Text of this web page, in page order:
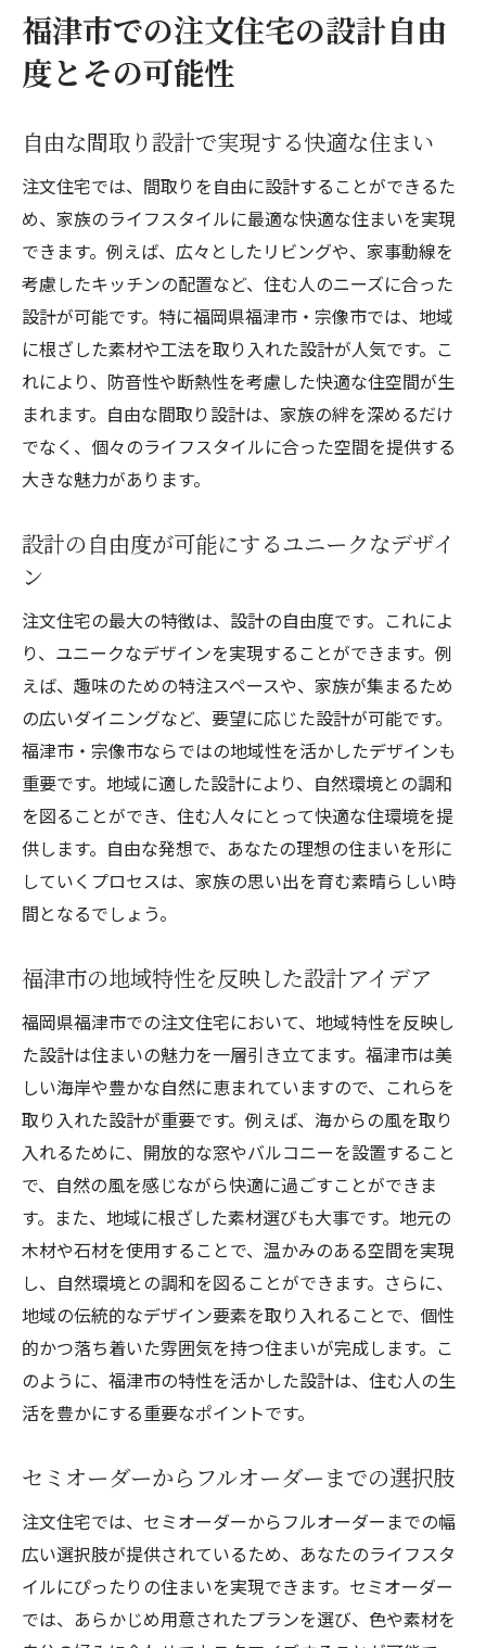
福津市での注文住宅の設計自由
度とその可能性
自由な間取り設計で実現する快適な住まい
注文住宅では、間取りを自由に設計することができるた
め、家族のライフスタイルに最適な快適な住まいを実現
できます。例えば、広々としたリビングや、家事動線を
考慮したキッチンの配置など、住む人のニーズに合った
設計が可能です。特に福岡県福津市・宗像市では、地域
に根ざした素材や工法を取り入れた設計が人気です。こ
れにより、防音性や断熱性を考慮した快適な住空間が生
まれます。自由な間取り設計は、家族の絆を深めるだけ
でなく、個々のライフスタイルに合った空間を提供する
大きな魅力があります。
設計の自由度が可能にするユニークなデザイ
ン
注文住宅の最大の特徴は、設計の自由度です。これによ
り、ユニークなデザインを実現することができます。例
えば、趣味のための特注スペースや、家族が集まるため
の広いダイニングなど、要望に応じた設計が可能です。
福津市・宗像市ならではの地域性を活かしたデザインも
重要です。地域に適した設計により、自然環境との調和
を図ることができ、住む人々にとって快適な住環境を提
供します。自由な発想で、あなたの理想の住まいを形に
していくプロセスは、家族の思い出を育む素晴らしい時
間となるでしょう。
福津市の地域特性を反映した設計アイデア
福岡県福津市での注文住宅において、地域特性を反映し
た設計は住まいの魅力を一層引き立てます。福津市は美
しい海岸や豊かな自然に恵まれていますので、これらを
取り入れた設計が重要です。例えば、海からの風を取り
入れるために、開放的な窓やバルコニーを設置すること
で、自然の風を感じながら快適に過ごすことができま
す。また、地域に根ざした素材選びも大事です。地元の
木材や石材を使用することで、温かみのある空間を実現
し、自然環境との調和を図ることができます。さらに、
地域の伝統的なデザイン要素を取り入れることで、個性
的かつ落ち着いた雰囲気を持つ住まいが完成します。こ
のように、福津市の特性を活かした設計は、住む人の生
活を豊かにする重要なポイントです。
セミオーダーからフルオーダーまでの選択肢
注文住宅では、セミオーダーからフルオーダーまでの幅
広い選択肢が提供されているため、あなたのライフスタ
イルにぴったりの住まいを実現できます。セミオーダー
では、あらかじめ用意されたプランを選び、色や素材を